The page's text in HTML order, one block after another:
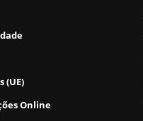
(UE)
Online